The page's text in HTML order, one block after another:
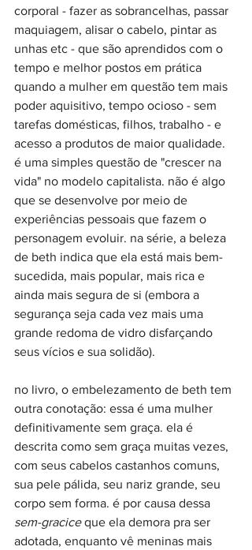
corporal - fazer as sobrancelhas, passar
maquiagem, alisar o cabelo, pintar as
unhas etc - que são aprendidos com o
tempo e melhor postos em prática
quando a mulher em questão tem mais
poder aquisitivo, tempo ocioso - sem
tarefas domésticas, filhos, trabalho - e
acesso a produtos de maior qualidade.
é uma simples questão de "crescer na
vida" no modelo capitalista. não é algo
que se desenvolve por meio de
experiências pessoais que fazem o
personagem evoluir. na série, a beleza
de beth indica que ela está mais bem-
sucedida, mais popular, mais rica e
ainda mais segura de si (embora a
segurança seja cada vez mais uma
grande redoma de vidro disfarçando
seus vícios e sua solidão).
no livro, o embelezamento de beth tem
outra conotação: essa é uma mulher
definitivamente sem graça. ela é
descrita como sem graça muitas vezes,
com seus cabelos castanhos comuns,
sua pele pálida, seu nariz grande, seu
corpo sem forma. é por causa dessa
sem-gracice que ela demora pra ser
adotada, enquanto vê meninas mais